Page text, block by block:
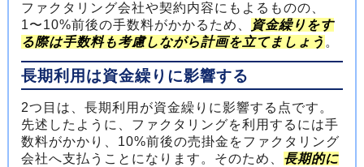
ファクタリング会社や契約内容にもよるものの、
1〜10%前後の手数料がかかるため、
資金繰りをす
る際は手数料も考慮しながら計画を立てましょう 。
長期利用は資金繰りに影響する
2つ目は、長期利用が資金繰りに影響する点です。
先述したように、ファクタリングを利用するには手
数料がかかり、10%前後の売掛金をファクタリング
会社へ支払うことになります。そのため、 長期的に